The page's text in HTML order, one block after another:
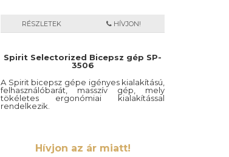
RÉSZLETEK HÍVJON!
Spirit Selectorized Bicepsz gép SP-
3506
A Spirit bicepsz gépe igényes kialakítású,
felhasználóbarát, masszív gép, mely
tökéletes ergonómiai kialakítással
rendelkezik.
Hívjon az ár miatt!